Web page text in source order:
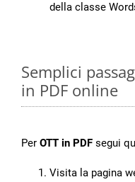
della classe
Semplici
in PDF online
Per OTT in PDF segui
Visita la pagina